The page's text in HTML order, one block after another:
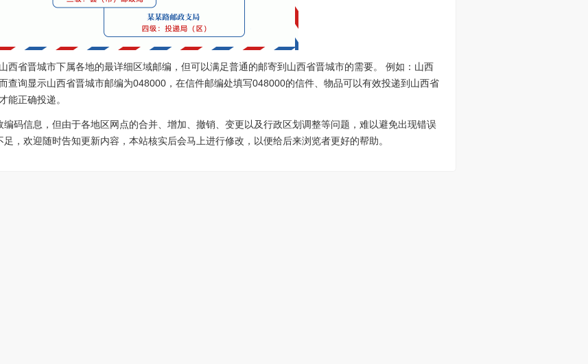
西省晋城市下属各地的最详细区域邮编，但可以满足普通的邮寄到山西省晋城市的需要。 例如：山西
查询显示山西省晋城市邮编为048000，在信件邮编处填写048000的信件、物品可以有效投递到山西省
能正确投递。
码信息，但由于各地区网点的合并、增加、撤销、变更以及行政区划调整等问题，难以避免出现错误
，欢迎随时告知更新内容，本站核实后会马上进行修改，以便给后来浏览者更好的帮助。